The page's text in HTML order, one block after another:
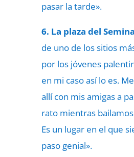
pasar la tarde».
6. La plaza del
de uno de los sitios
por los jóvenes
en mi caso así lo es.
allí con mis amigas a
rato mientras
Es un lugar en el que
paso genial».